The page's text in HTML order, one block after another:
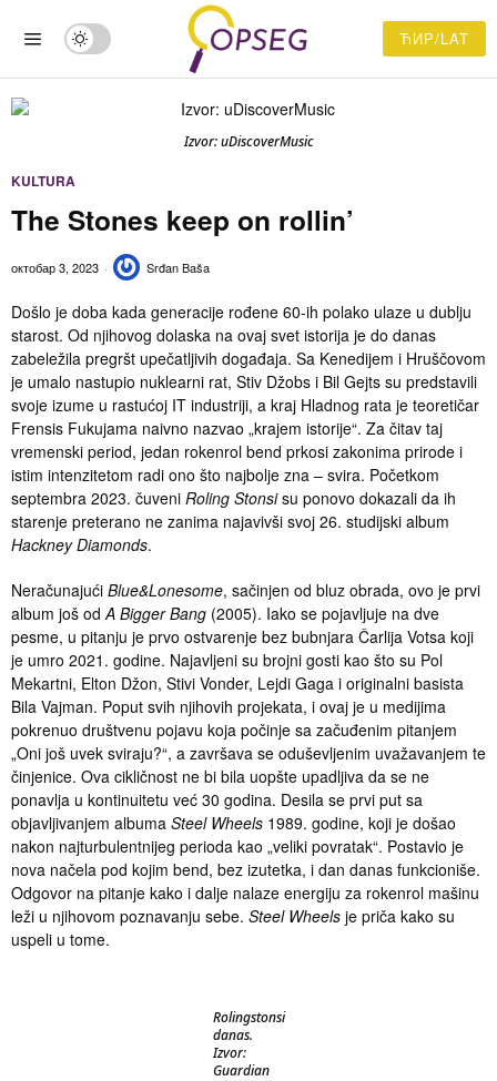
ЋИР/LAT
Izvor: uDiscoverMusic
KULTURA
The Stones keep on rollin’
октобар 3, 2023 Srđan Baša
Došlo je doba kada generacije rođene 60-ih polako ulaze u dublju
starost. Od njihovog dolaska na ovaj svet istorija je do danas
zabeležila pregršt upečatljivih događaja. Sa Kenedijem i Hruščovom
je umalo nastupio nuklearni rat, Stiv Džobs i Bil Gejts su predstavili
svoje izume u rastućoj IT industriji, a kraj Hladnog rata je teoretičar
Frensis Fukujama naivno nazvao „krajem istorije“. Za čitav taj
vremenski period, jedan rokenrol bend prkosi zakonima prirode i
istim intenzitetom radi ono što najbolje zna – svira. Početkom
septembra 2023. čuveni Roling Stonsisu ponovo dokazali da ih
starenje preterano ne zanima najavivši svoj 26. studijski album
Hackney Diamonds.
Neračunajući Blue&Lonesome, sačinjen od bluz obrada, ovo je prvi
album još odA Bigger Bang (2005). Iako se pojavljuje na dve
pesme, u pitanju je prvo ostvarenje bez bubnjara Čarlija Votsa koji
je umro 2021. godine. Najavljeni su brojni gosti kao što su Pol
Mekartni, Elton Džon, Stivi Vonder, Lejdi Gaga i originalni basista
Bila Vajman. Poput svih njihovih projekata, i ovaj je u medijima
pokrenuo društvenu pojavu koja počinje sa začuđenim pitanjem
„Oni još uvek sviraju?“, a završava se oduševljenim uvažavanjem te
činjenice. Ova cikličnost ne bi bila uopšte upadljiva da se ne
ponavlja u kontinuitetu već 30 godina. Desila se prvi put sa
objavljivanjem albuma Steel Wheels 1989. godine, koji je došao
nakon najturbulentnijeg perioda kao „veliki povratak“. Postavio je
nova načela pod kojim bend, bez izutetka, i dan danas funkcioniše.
Odgovor na pitanje kako i dalje nalaze energiju za rokenrol mašinu
leži u njihovom poznavanju sebe. Steel Wheels je priča kako su
uspeli u tome.
Rolingstonsi
danas.
Izvor:
Guardian